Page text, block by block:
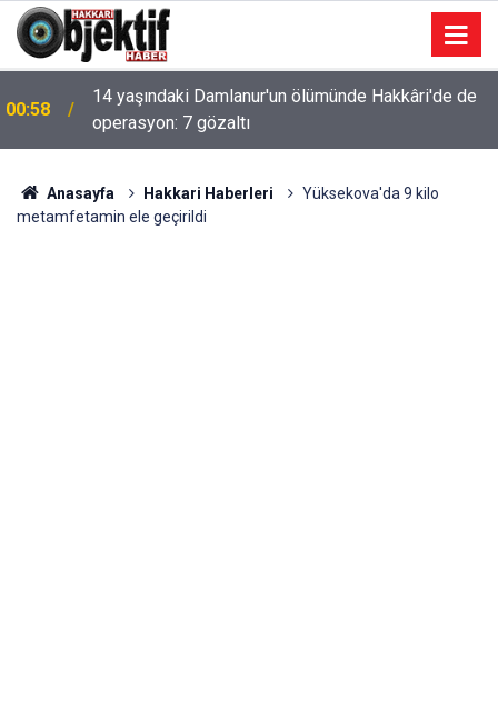
00:58
14 yaşındaki Damlanur'un ölümünde Hakkâri'de de
operasyon: 7 gözaltı
Anasayfa Hakkari Haberleri
Yüksekova'da 9 kilo
metamfetamin ele geçirildi